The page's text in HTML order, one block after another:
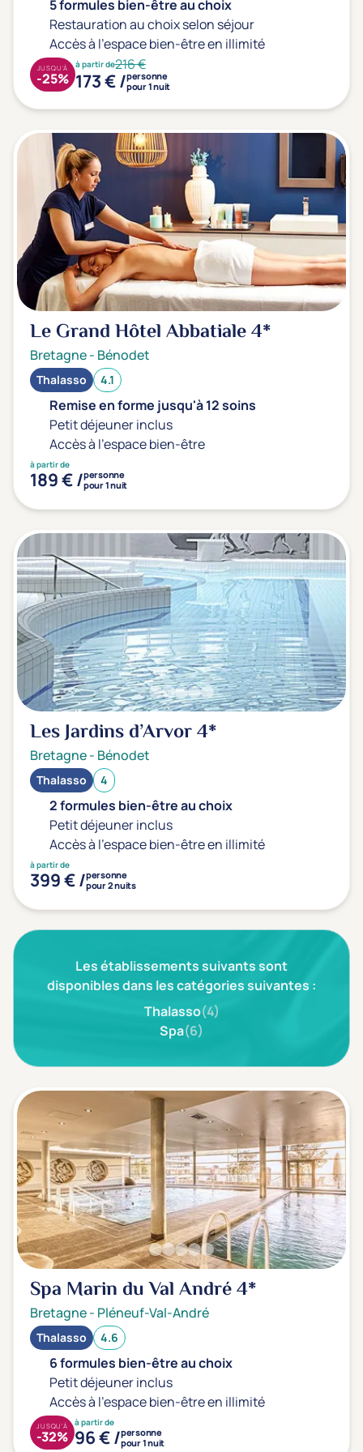
Thalasso
(3)
Thermal Spa
Thématiques bien-être
Accès à l'espace bien-être
(0)
Massage, détente, Rituel du monde
Remise en forme
(3)
Beauté & anti-âge
(1)
Silhouette, Minceur
(1)
Gestion du stress / sommeil
(1)
Spécial dos
Prévention santé
Sport
Yoga
Offres spéciales
Vente Flash & Promo
(1)
Offres spéciales Solo
(0)
Distance de chez vous
Établissements proches de chez moi
Km
Transports & hébergement
Soins sans hébergement
Offre séjour + vol inclus
5 formules bien-être au choix
Restauration au choix selon séjour
Accès à l'espace bien-être en illimité
à partir de216 €
173 € /personne
pour 1 nuit
JUSQU'À
-25%
Le Grand Hôtel Abbatiale4*
Bretagne- Bénodet
Thalasso 4.1
Remise en forme jusqu'à 12 soins
Petit déjeuner inclus
Accès à l'espace bien-être
à partir de
189 € /personne
pour 1 nuit
Les Jardins d’Arvor4*
Bretagne- Bénodet
Thalasso 4
2 formules bien-être au choix
Petit déjeuner inclus
Accès à l'espace bien-être en illimité
à partir de
399 € /personne
pour 2 nuits
Les établissements suivants sont
disponibles dans les catégories suivantes :
Thalasso(4)
Spa(6)
Spa Marin du Val André4*
Bretagne- Pléneuf-Val-André
Thalasso 4.6
6 formules bien-être au choix
Petit déjeuner inclus
Accès à l'espace bien-être en illimité
à partir de
96 € /personne
pour 1 nuit
JUSQU'À
-32%